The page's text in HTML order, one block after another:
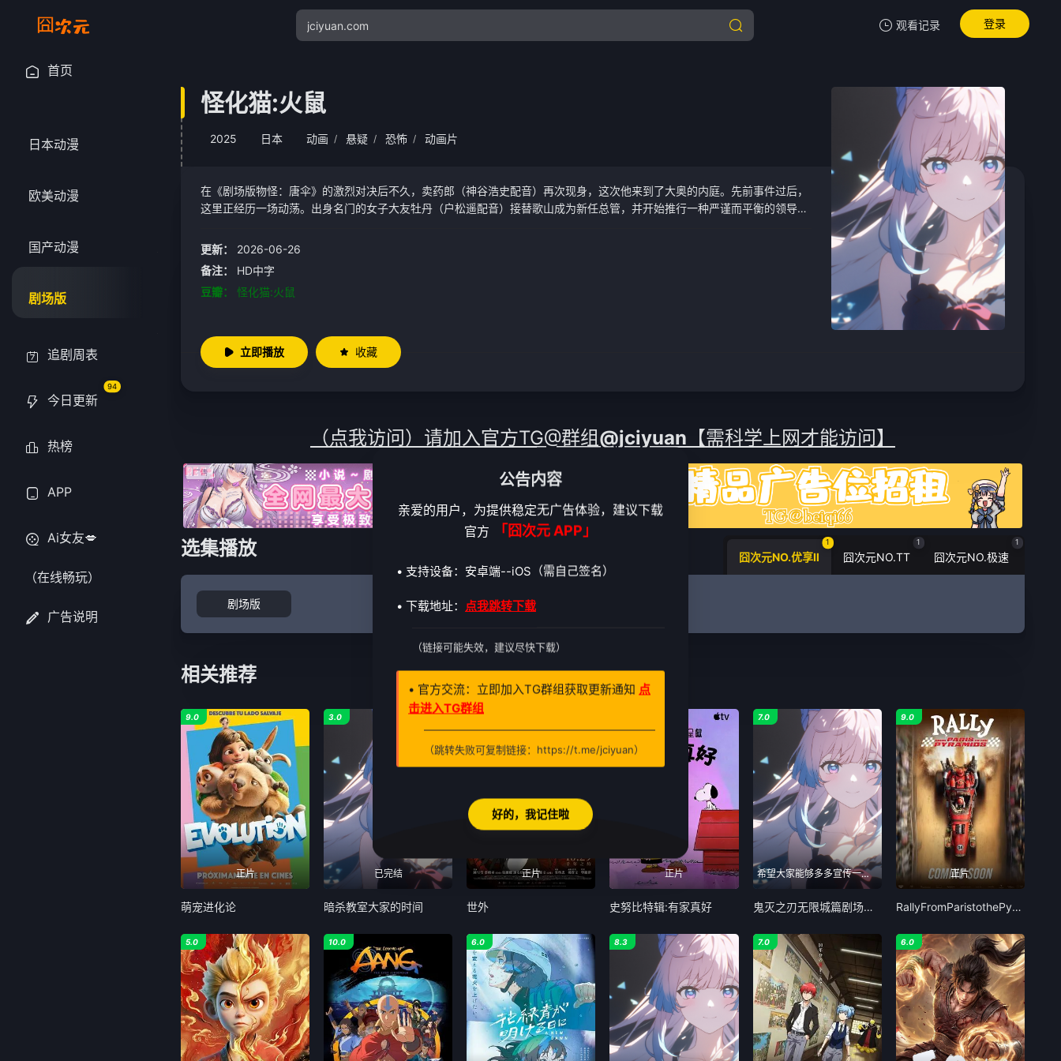
观看记录
暂无观看影片的记录
登录
首页
日本动漫
欧美动漫
国产动漫
剧场版
追剧周表
今日更新
94
热榜
APP
Ai女友💋
（在线畅玩）
广告说明
怪化猫:火鼠
2025 日本 动画 / 悬疑 / 恐怖 / 动画片
在《剧场版物怪：唐伞》的激烈对决后不久，卖药郎（神谷浩史配音）再次现身，这次他来到了大奥的内庭。先前事件过后，
这里正经历一场动荡。出身名门的女子大友牡丹（户松遥配音）接替歌山成为新任总管，并开始推行一种严谨而平衡的领导方
人之间的裂痕日益加深。天皇的妻子有希子皇后（种崎敦美配音）所生的皇子即将选定监护人，一场突如其来的事件却彻底颠
谋的目标。在男权体制编织的权力之网中，利益冲突与掩盖真相的手段迅速失控。与此同时，奇怪的事件接连发生，人们无故
自燃，瞬间化为灰烬。卖药郎怀疑是物怪作祟，展开调查。然而，他所面对的，是一种神秘而不断变化的群体性...
更新：
2026-06-26
备注：
HD中字
豆瓣：
怪化猫:火鼠
立即播放 收藏
（点我访问）请加入官方TG@群组@jciyuan 【需科学上网才能访问】
选集播放 囧次元NO.优享Ⅱ
1
囧次元NO.TT
1
囧次元NO.极速
1
剧场版
相关推荐
正片
9.0
萌宠进化论
已完结
3.0
暗杀教室大家的时间
正片
7.0
世外
正片
史努比特辑:有家真好
希望大家能够多多宣传一下Lanerc
7.0
鬼灭之刃无限城篇剧场版第一章猗窝座再来
正片
9.0
RallyFromParistothePyramids
5.0 10.0 6.0 8.3 7.0 6.0
公告内容
亲爱的用户，为提供稳定无广告体验，建议下载
官方
「囧次元 APP」
• 支持设备：安卓端--iOS（需自己签名）
• 下载地址： 点我跳转下载
（链接可能失效，建议尽快下载）
• 官方交流：立即加入TG群组获取更新通知 点
击进入TG群组
（跳转失败可复制链接：https://t.me/jciyuan）
好的，我记住啦